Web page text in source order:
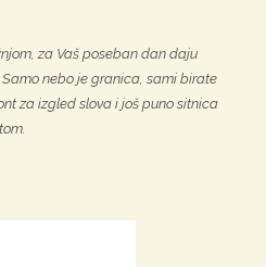
za Vaš poseban dan daju
nebo je granica, sami birate
za izgled slova i još puno sitnica